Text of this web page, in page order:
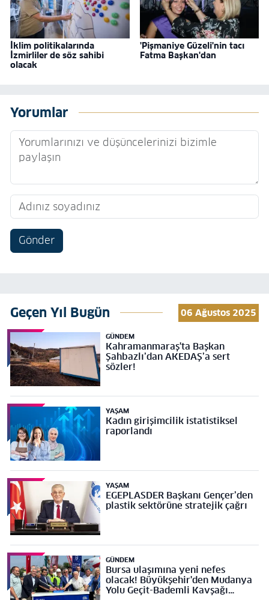
İklim politikalarında
İzmirliler de söz sahibi
olacak
'Pişmaniye Güzeli'nin tacı
Fatma Başkan'dan
Yorumlar
Gönder
Geçen Yıl Bugün 06 Ağustos 2025
GÜNDEM
Kahramanmaraş'ta Başkan
Şahbazlı’dan AKEDAŞ’a sert
sözler!
YAŞAM
Kadın girişimcilik istatistiksel
raporlandı
YAŞAM
EGEPLASDER Başkanı Gençer’den
plastik sektörüne stratejik çağrı
GÜNDEM
Bursa ulaşımına yeni nefes
olacak! Büyükşehir'den Mudanya
Yolu Geçit-Bademli Kavşağı